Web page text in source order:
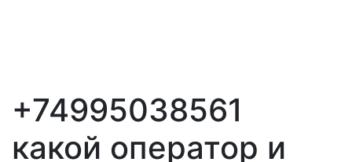
+74995038561
какой оператор и